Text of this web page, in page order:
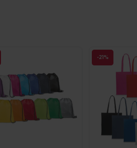
-21%